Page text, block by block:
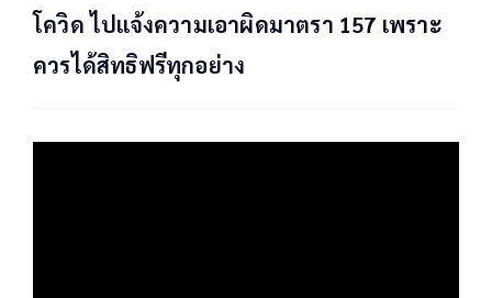
โควิด ไปแจ้งความเอาผิดมาตรา 157 เพราะ
ควรได้สิทธิฟรีทุกอย่าง